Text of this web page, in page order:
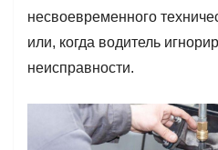
несвоевременного
или, когда водитель
неисправности.